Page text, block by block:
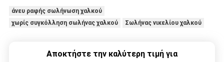
άνευ ραφής σωλήνωση χαλκού
χωρίς συγκόλληση σωλήνας χαλκού
Σωλήνας νικελίου χαλκού
Αποκτήστε την καλύτερη τιμή για